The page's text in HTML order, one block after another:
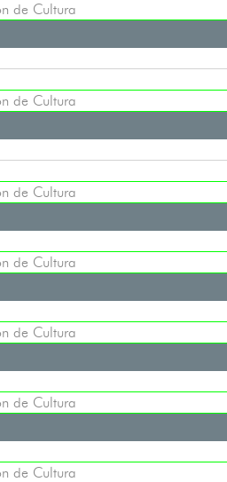
de Cultura
de Cultura
de Cultura
de Cultura
de Cultura
de Cultura
de Cultura